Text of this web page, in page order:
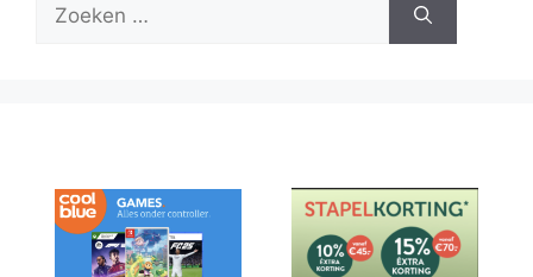
naar: